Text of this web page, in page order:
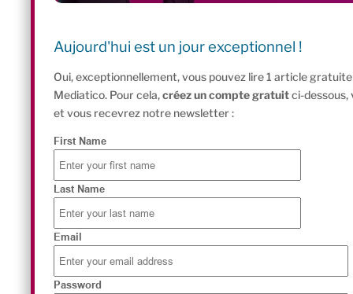
Aujourd'hui est un jour exceptionnel !
Oui, exceptionnellement, vous pouvez lire 1 article
Mediatico. Pour cela,créez un compte gratuitci-dessous,
et vous recevrez notre newsletter :
First Name
Last Name
Email
Password